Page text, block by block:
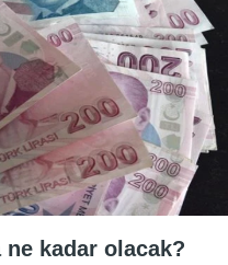
ne kadar olacak?